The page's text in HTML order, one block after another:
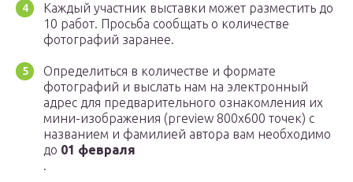
Каждый участник выставки может разместить до
10 работ. Просьба сообщать о количестве
фотографий заранее.
Определиться в количестве и формате
фотографий и выслать нам на электронный
адрес для предварительного ознакомления их
мини-изображения (preview 800х600 точек) с
названием и фамилией автора вам необходимо
до 01 февраля
.